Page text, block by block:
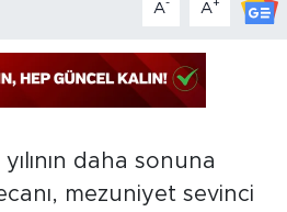
A- A+
daha sonuna
mezuniyet sevinci